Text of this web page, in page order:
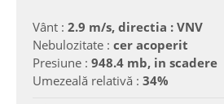
Vânt : 2.9 m/s, directia : VNV
Nebulozitate : cer acoperit
Presiune : 948.4 mb, in scadere
Umezeală relativă : 34%